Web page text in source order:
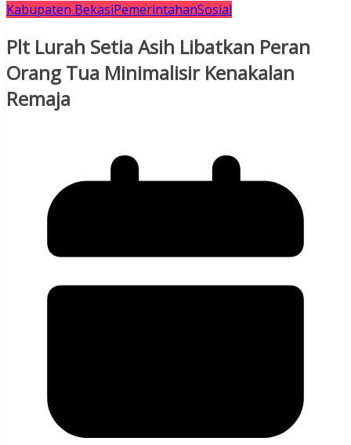
Kabupaten BekasiPemerintahanSosial
Plt Lurah Setia Asih Libatkan Peran
Orang Tua Minimalisir Kenakalan
Remaja